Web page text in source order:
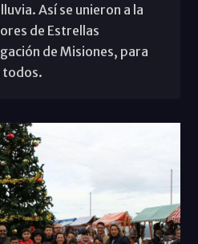
Así se unieron a la
de Estrellas
de Misiones, para
todos.